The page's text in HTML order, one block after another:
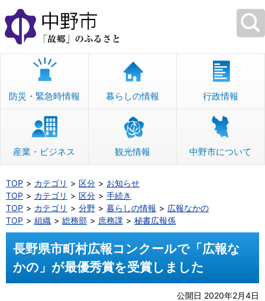
本
文
へ
移
防災・緊急時情報 暮らしの情報 行政情報
産業・ビジネス 観光情報 中野市について
TOP カテゴリ 区分
お知らせ
TOP
カテゴリ 区分
手続き
TOP
カテゴリ 分野 暮らしの情報
広報なかの
TOP
組織 総務部 庶務課 秘書広報係
長野県市町村広報コンクールで「広報な
かの」が最優秀賞を受賞しました
公開日 2020年2月4日